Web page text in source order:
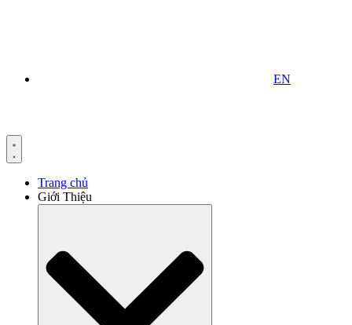
EN
Trang chủ
Giới Thiệu